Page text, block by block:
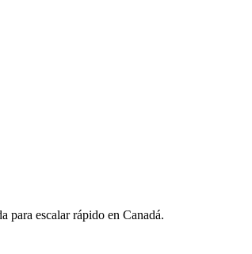
para escalar rápido en Canadá.